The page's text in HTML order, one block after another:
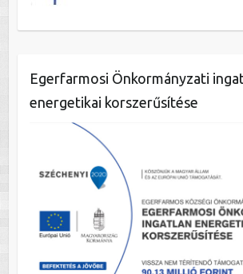
Egerfarmosi Önkormányzati
energetikai korszerűsítése